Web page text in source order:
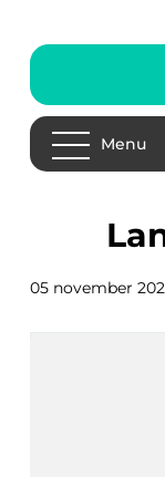
Menu
05 november